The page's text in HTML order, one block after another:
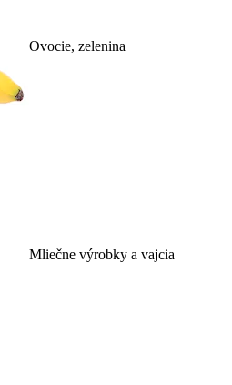
Ovocie, zelenina
Mliečne výrobky a vajcia